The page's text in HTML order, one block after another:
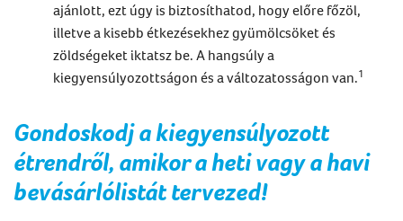
ajánlott, ezt úgy is biztosíthatod, hogy előre főzöl,
illetve a kisebb étkezésekhez gyümölcsöket és
zöldségeket iktatsz be. A hangsúly a
kiegyensúlyozottságon és a változatosságon van.1
Gondoskodj a kiegyensúlyozott
étrendről, amikor a hetivagy ahavi
bevásárlólistáttervezed!